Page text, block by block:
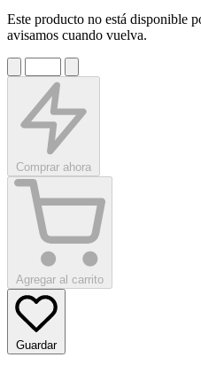
Este producto no está disponible
avisamos cuando vuelva.
Comprar ahora
Agregar al carrito
Guardar